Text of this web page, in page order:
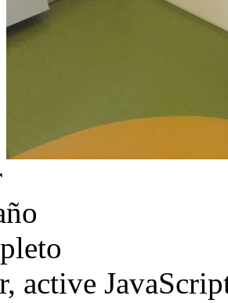
active